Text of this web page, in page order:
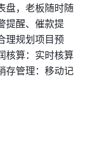
盘，老板随时随
提醒、催款提
理规划项目预
核算：实时核算
存管理：移动记